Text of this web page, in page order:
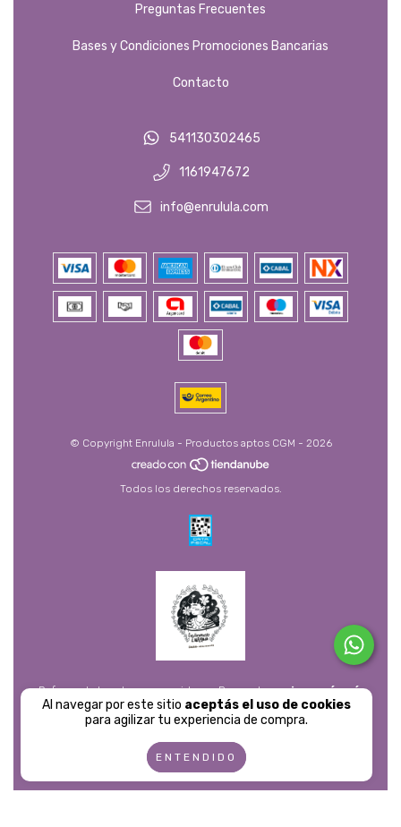
Al navegar por este sitio aceptás el uso de cookies
para agilizar tu experiencia de compra.
ENTENDIDO
Preguntas Frecuentes
Bases y Condiciones Promociones Bancarias
Contacto
541130302465
1161947672
info@enrulula.com
© Copyright Enrulula - Productos aptos CGM - 2026
Todos los derechos reservados.
Defensa de las y los consumidores. Para reclamos ingresá acá.
Botón de arrepentimiento